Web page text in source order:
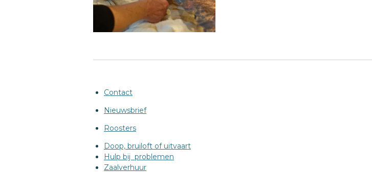
Contact
Nieuwsbrief
Roosters
Doop, bruiloft of uitvaart
Hulp bij problemen
Zaalverhuur